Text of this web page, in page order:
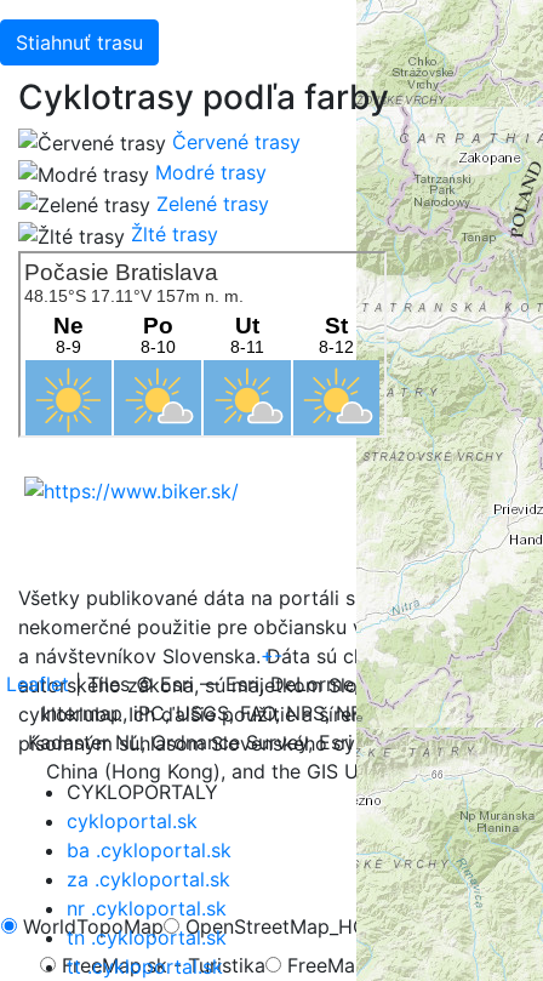
WorldTopoMap OpenStreetMap_HOT
OpenCycleMap
FreeMap.sk - Turistika
FreeMap.sk - Cyklistika
+-
Leaflet| Tiles © Esri — Esri, DeLorme, NAVTEQ, TomTom,
Intermap, iPC, USGS, FAO, NPS, NRCAN, GeoBase,
Kadaster NL, Ordnance Survey, Esri Japan, METI, Esri
China (Hong Kong), and the GIS User Community
Stiahnuť trasu
Cyklotrasy podľa farby
Červené trasy
Modré trasy
Zelené trasy
Žlté trasy
Všetky publikované dáta na portáli sú určené na
nekomerčné použitie pre občiansku verejnosť, turistov
a návštevníkov Slovenska. Dáta sú chránené v zmysle
autorského zákona, sú majetkom Slovenského
cykloklubu. Ich ďalšie použitie a šírenie je možné iba s
písomným súhlasom Slovenského cykloklubu.
CYKLOPORTALY
cykloportal.sk
ba .cykloportal.sk
za .cykloportal.sk
nr .cykloportal.sk
tn .cykloportal.sk
tt .cykloportal.sk